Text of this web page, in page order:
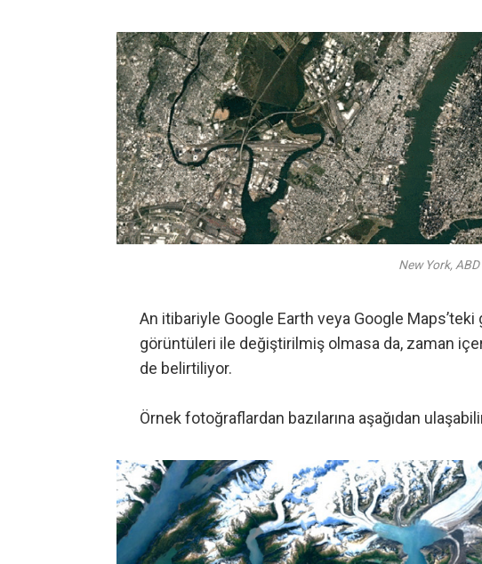
New York, ABD
An itibariyle Google Earth veya Google
görüntüleri ile değiştirilmiş olmasa da, zaman
de belirtiliyor.
Örnek fotoğraflardan bazılarına aşağıdan